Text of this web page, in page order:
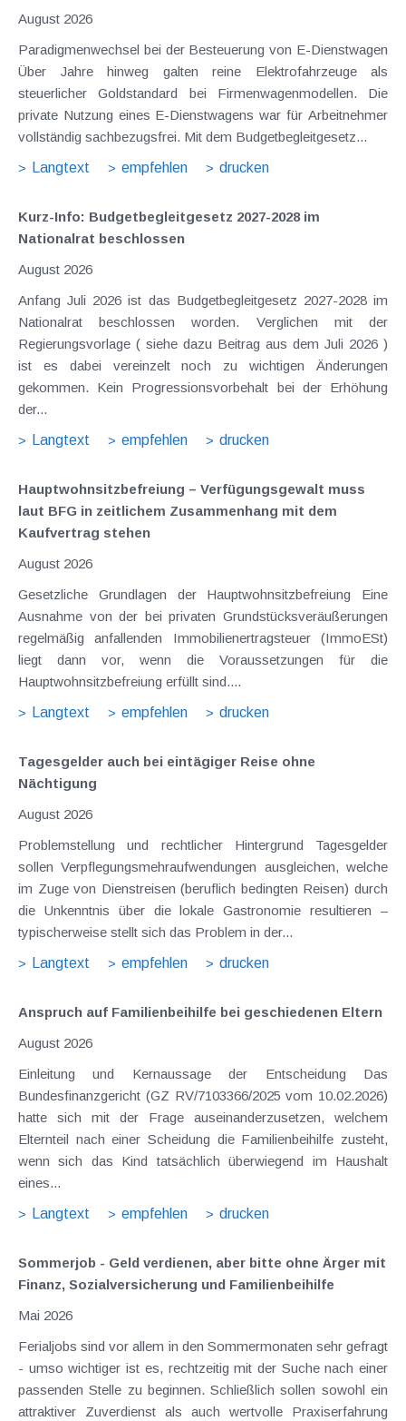
August 2026
Paradigmenwechsel bei der Besteuerung von E-Dienstwagen
Über Jahre hinweg galten reine Elektrofahrzeuge als
steuerlicher Goldstandard bei Firmenwagenmodellen. Die
private Nutzung eines E-Dienstwagens war für Arbeitnehmer
vollständig sachbezugsfrei. Mit dem Budgetbegleitgesetz...
Langtext
empfehlen drucken
Kurz-Info: Budgetbegleitgesetz 2027-2028 im
Nationalrat beschlossen
August 2026
Anfang Juli 2026 ist das Budgetbegleitgesetz 2027-2028 im
Nationalrat beschlossen worden. Verglichen mit der
Regierungsvorlage ( siehe dazu Beitrag aus dem Juli 2026 )
ist es dabei vereinzelt noch zu wichtigen Änderungen
gekommen. Kein Progressionsvorbehalt bei der Erhöhung
der...
Langtext
empfehlen drucken
Hauptwohnsitz​­befreiung – Verfügungsgewalt muss
laut BFG in zeitlichem Zusammenhang mit dem
Kaufvertrag stehen
August 2026
Gesetzliche Grundlagen der Hauptwohnsitzbefreiung Eine
Ausnahme von der bei privaten Grundstücksveräußerungen
regelmäßig anfallenden Immobilienertragsteuer (ImmoESt)
liegt dann vor, wenn die Voraussetzungen für die
Hauptwohnsitzbefreiung erfüllt sind....
Langtext
empfehlen drucken
Tagesgelder auch bei eintägiger Reise ohne
Nächtigung
August 2026
Problemstellung und rechtlicher Hintergrund Tagesgelder
sollen Verpflegungsmehraufwendungen ausgleichen, welche
im Zuge von Dienstreisen (beruflich bedingten Reisen) durch
die Unkenntnis über die lokale Gastronomie resultieren –
typischerweise stellt sich das Problem in der...
Langtext
empfehlen drucken
Anspruch auf Familienbeihilfe bei geschiedenen Eltern
August 2026
Einleitung und Kernaussage der Entscheidung Das
Bundesfinanzgericht (GZ RV/7103366/2025 vom 10.02.2026)
hatte sich mit der Frage auseinanderzusetzen, welchem
Elternteil nach einer Scheidung die Familienbeihilfe zusteht,
wenn sich das Kind tatsächlich überwiegend im Haushalt
eines...
Langtext
empfehlen drucken
Sommerjob - Geld verdienen, aber bitte ohne Ärger mit
Finanz, Sozialversicherung und Familienbeihilfe
Mai 2026
Ferialjobs sind vor allem in den Sommermonaten sehr gefragt
- umso wichtiger ist es, rechtzeitig mit der Suche nach einer
passenden Stelle zu beginnen. Schließlich sollen sowohl ein
attraktiver Zuverdienst als auch wertvolle Praxiserfahrung